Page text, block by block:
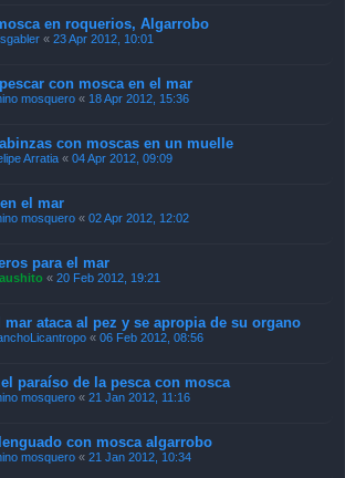
en roquerios, Algarrobo
« 23 Apr 2012, 10:01
con mosca en el mar
mosquero « 18 Apr 2012, 15:36
con moscas en un muelle
Arratia « 04 Apr 2012, 09:09
el mar
mosquero « 02 Apr 2012, 12:02
para el mar
« 20 Feb 2012, 19:21
mar ataca al pez y se apropia de su organo
« 06 Feb 2012, 08:56
paraíso de la pesca con mosca
mosquero « 21 Jan 2012, 11:16
con mosca algarrobo
mosquero « 21 Jan 2012, 10:34